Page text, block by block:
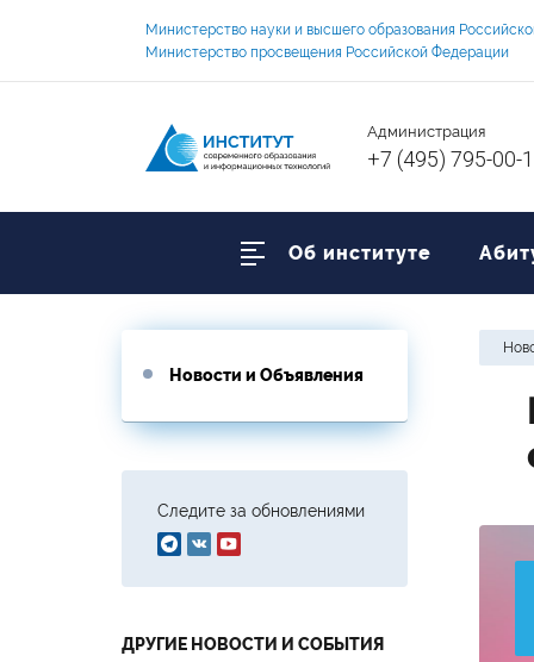
Министерство науки и высшего образования
Министерство просвещения Российской Федерации
Администрация
+7 (495) 795-00-
Об институте
Новости и Объявления
Следите за обновлениями
  
ДРУГИЕ НОВОСТИ И СОБЫТИЯ